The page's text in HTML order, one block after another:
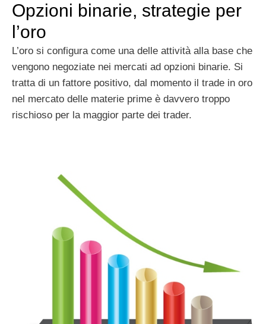
Opzioni binarie, strategie per
l’oro
L’oro si configura come una delle attività alla base che
vengono negoziate nei mercati ad opzioni binarie. Si
tratta di un fattore positivo, dal momento il trade in oro
nel mercato delle materie prime è davvero troppo
rischioso per la maggior parte dei trader.